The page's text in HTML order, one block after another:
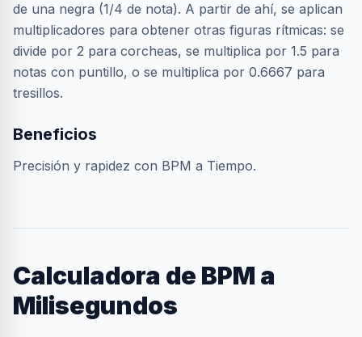
de una negra (1/4 de nota). A partir de ahí, se aplican
multiplicadores para obtener otras figuras rítmicas: se
divide por 2 para corcheas, se multiplica por 1.5 para
notas con puntillo, o se multiplica por 0.6667 para
tresillos.
Beneficios
Precisión y rapidez con BPM a Tiempo.
Calculadora de BPM a
Milisegundos